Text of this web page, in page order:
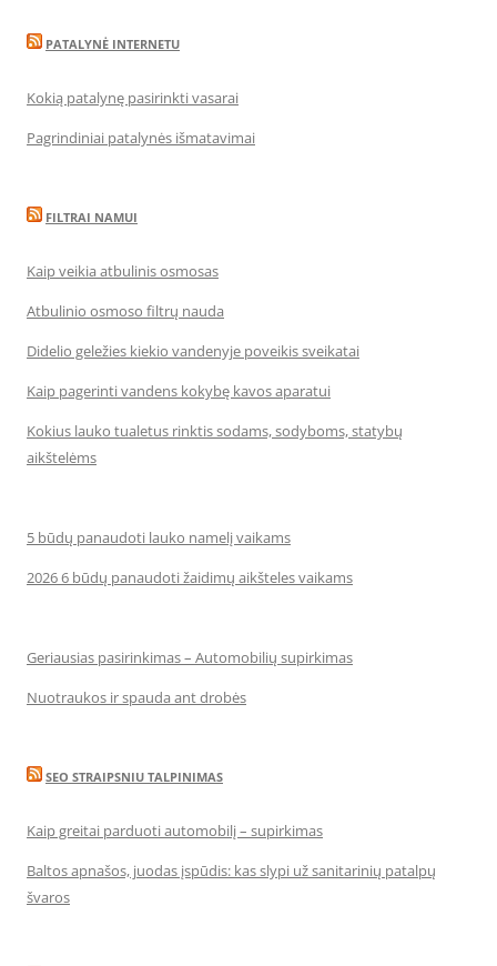
PATALYNĖ INTERNETU
Kokią patalynę pasirinkti vasarai
Pagrindiniai patalynės išmatavimai
FILTRAI NAMUI
Kaip veikia atbulinis osmosas
Atbulinio osmoso filtrų nauda
Didelio geležies kiekio vandenyje poveikis sveikatai
Kaip pagerinti vandens kokybę kavos aparatui
Kokius lauko tualetus rinktis sodams, sodyboms, statybų
aikštelėms
5 būdų panaudoti lauko namelį vaikams
2026 6 būdų panaudoti žaidimų aikšteles vaikams
Geriausias pasirinkimas – Automobilių supirkimas
Nuotraukos ir spauda ant drobės
SEO STRAIPSNIU TALPINIMAS
Kaip greitai parduoti automobilį – supirkimas
Baltos apnašos, juodas įspūdis: kas slypi už sanitarinių patalpų
švaros